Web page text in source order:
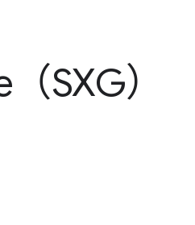
SXG）